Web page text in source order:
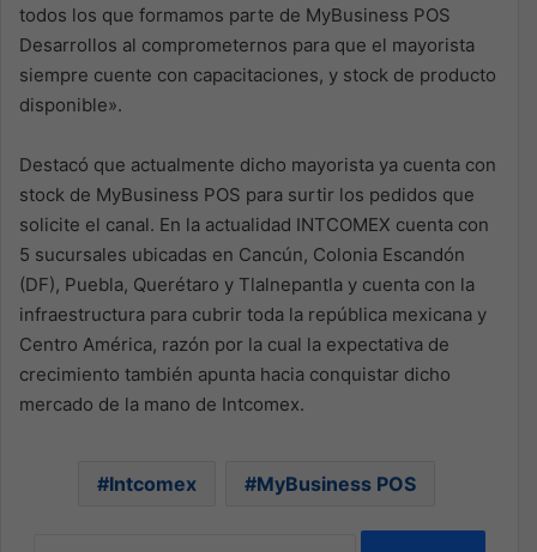
todos los que formamos parte de MyBusiness POS
Desarrollos al comprometernos para que el mayorista
siempre cuente con capacitaciones, y stock de producto
disponible».
Destacó que actualmente dicho mayorista ya cuenta con
stock de MyBusiness POS para surtir los pedidos que
solicite el canal. En la actualidad INTCOMEX cuenta con
5 sucursales ubicadas en Cancún, Colonia Escandón
(DF), Puebla, Querétaro y Tlalnepantla y cuenta con la
infraestructura para cubrir toda la república mexicana y
Centro América, razón por la cual la expectativa de
crecimiento también apunta hacia conquistar dicho
mercado de la mano de Intcomex.
Intcomex MyBusiness POS